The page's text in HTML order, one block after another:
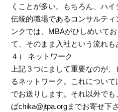
くことが多い。もちろん、ハ
伝統的職場であるコンサルテ
ンクでは、MBAがひしめいて
て、そのまま入社という流れも
４） ネットワーク
上記３つにまして重要なのが
るネットワーク。これについ
でお送りします。それ以外で
ばchika@jtpa.orgまでお寄せ下さ